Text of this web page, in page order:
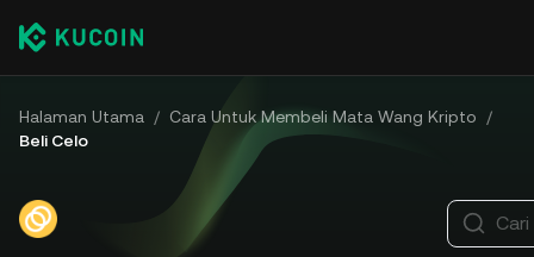
Halaman Utama / Cara Untuk Membeli Mata Wang Kripto
/
Beli Celo